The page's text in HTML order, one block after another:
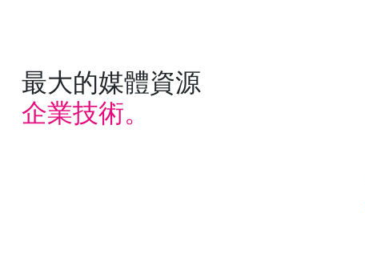
最大的媒體資源
企業技術。